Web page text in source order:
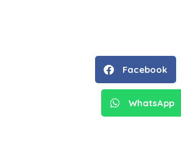
Facebook
WhatsApp